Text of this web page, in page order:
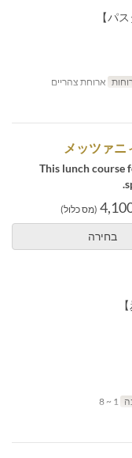
ארוחת צהריים
This lunch course
(מס כלול)
בחירה